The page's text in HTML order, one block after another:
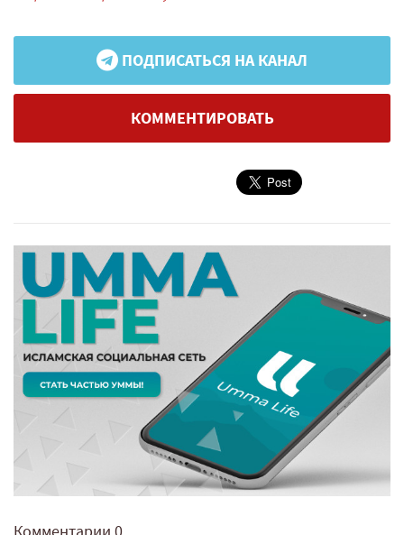
ПОДПИСАТЬСЯ НА КАНАЛ
КОММЕНТИРОВАТЬ